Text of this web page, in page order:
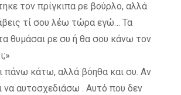
τον πρίγκιπα ρε βούρλο, αλλά
τί σου λέω τώρα εγώ… Τα
θυμάσαι ρε συ ή θα σου κάνω τον
πάνω κάτω, αλλά βόηθα και συ. Αν
να αυτοσχεδιάσω . Αυτό που δεν